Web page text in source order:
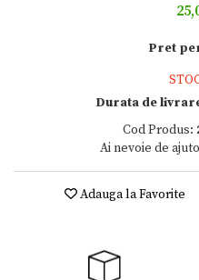
Pret
Durata de
Cod Produs:
Ai nevoie de
Adauga la Favorite